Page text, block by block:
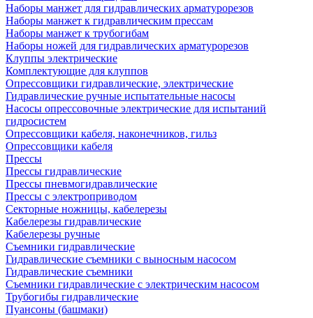
Наборы манжет для гидравлических арматурорезов
Наборы манжет к гидравлическим прессам
Наборы манжет к трубогибам
Наборы ножей для гидравлических арматурорезов
Клуппы электрические
Комплектующие для клуппов
Опрессовщики гидравлические, электрические
Гидравлические ручные испытательные насосы
Насосы опрессовочные электрические для испытаний
гидросистем
Опрессовщики кабеля, наконечников, гильз
Опрессовщики кабеля
Прессы
Прессы гидравлические
Прессы пневмогидравлические
Прессы с электроприводом
Секторные ножницы, кабелерезы
Кабелерезы гидравлические
Кабелерезы ручные
Съемники гидравлические
Гидравлические cъемники с выносным насосом
Гидравлические съемники
Съемники гидравлические с электрическим насосом
Трубогибы гидравлические
Пуансоны (башмаки)